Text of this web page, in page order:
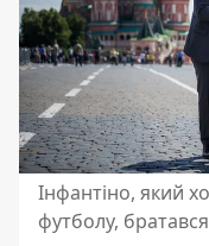
Інфантіно, який
футболу,